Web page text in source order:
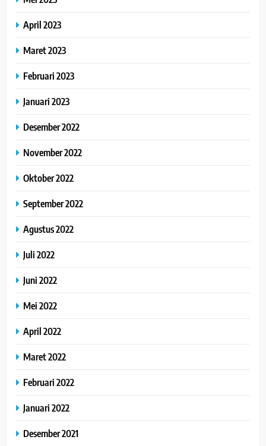
April 2023
Maret 2023
Februari 2023
Januari 2023
Desember 2022
November 2022
Oktober 2022
September 2022
Agustus 2022
Juli 2022
Juni 2022
Mei 2022
April 2022
Maret 2022
Februari 2022
Januari 2022
Desember 2021